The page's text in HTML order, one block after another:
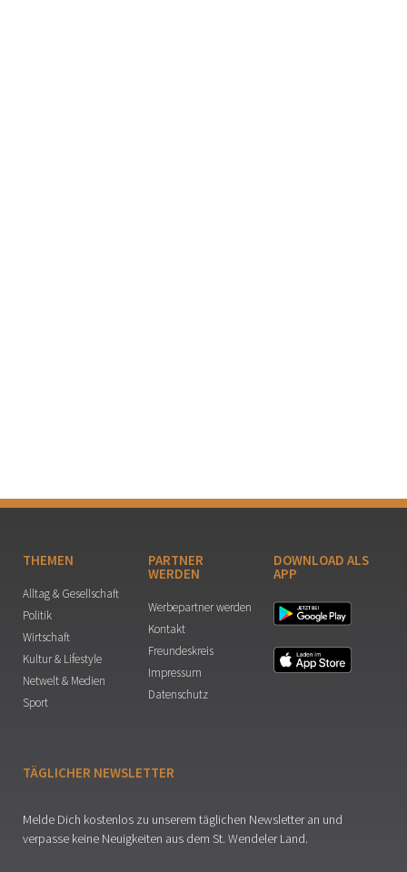
THEMEN
Alltag & Gesellschaft
Politik
Wirtschaft
Kultur & Lifestyle
Netwelt & Medien
Sport
PARTNER
WERDEN
Werbepartner werden
Kontakt
Freundeskreis
Impressum
Datenschutz
DOWNLOAD ALS
APP
TÄGLICHER NEWSLETTER
Melde Dich kostenlos zu unserem täglichen Newsletter an und
verpasse keine Neuigkeiten aus dem St. Wendeler Land.